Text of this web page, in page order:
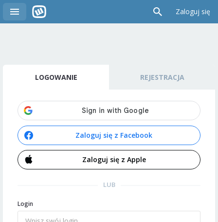
Zaloguj się
LOGOWANIE REJESTRACJA
Zaloguj się z Facebook
Zaloguj się z Apple
LUB
Login